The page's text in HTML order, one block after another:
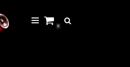
0